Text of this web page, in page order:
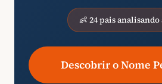
👶 24 pais analisando
Descobrir o Nome